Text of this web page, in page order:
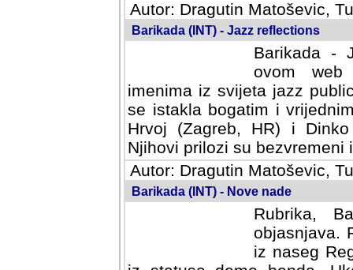
Autor: Dragutin Matoševic,
Barikada (INT) - Jazz reflections
Barikada -
ovom web
imenima iz svijeta jazz
se istakla bogatim i
Hrvoj (Zagreb, HR) i
Njihovi prilozi su bezvremeni
Autor: Dragutin Matoševic,
Barikada (INT) - Nove nade
Rubrika,
objasnjava.
iz naseg